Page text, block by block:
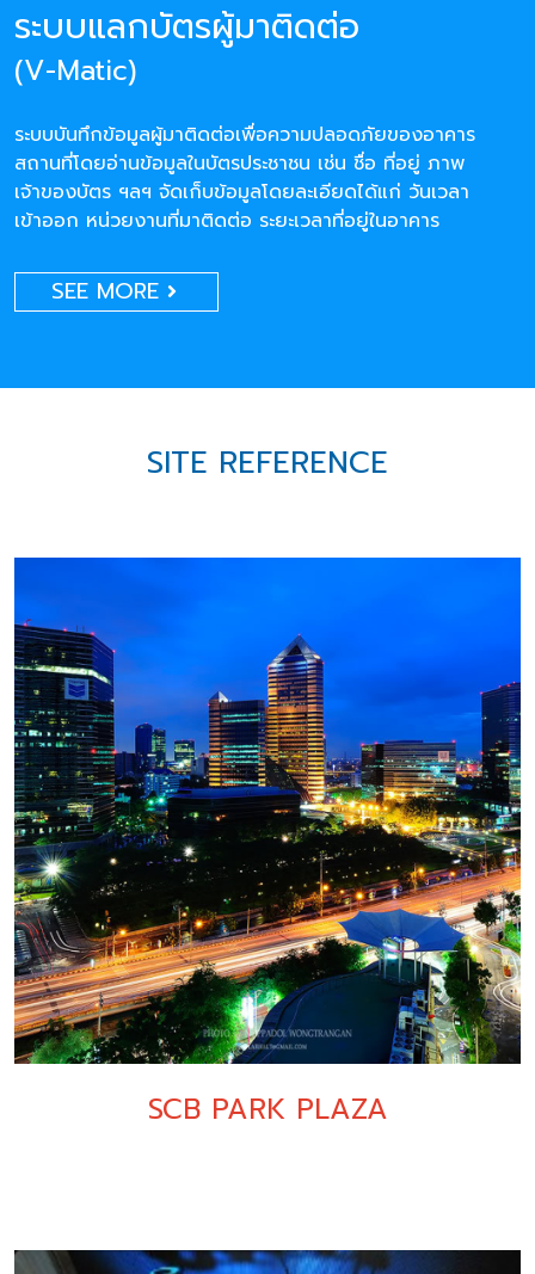
ระบบแลกบัตรผู้มาติดต่อ
(V-Matic)
ระบบบันทึกข้อมูลผู้มาติดต่อเพื่อความปลอดภัยของอาคาร
สถานที่โดยอ่านข้อมูลในบัตรประชาชน เช่น ชื่อ ที่อยู่ ภาพ
เจ้าของบัตร ฯลฯ จัดเก็บข้อมูลโดยละเอียดได้แก่ วันเวลา
เข้าออก หน่วยงานที่มาติดต่อ ระยะเวลาที่อยู่ในอาคาร
SEE MORE
SITE REFERENCE
SCB PARK PLAZA